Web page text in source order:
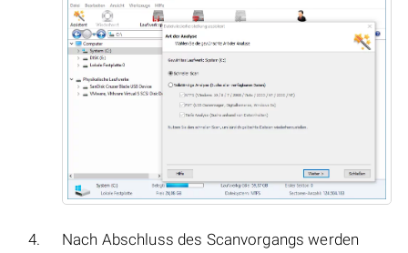
Nach Abschluss des Scanvorgangs werden